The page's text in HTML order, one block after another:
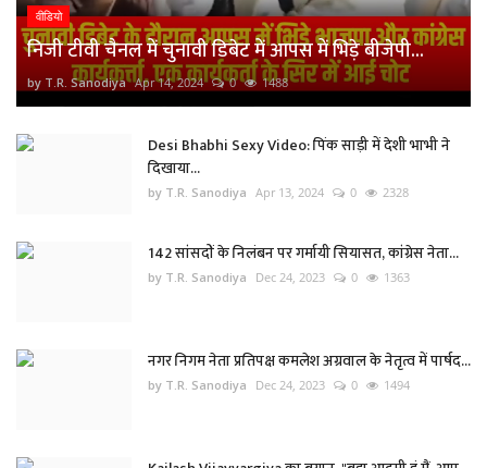
वीडियो
निजी टीवी चैनल में चुनावी डिबेट में आपस में भिड़े बीजेपी...
by T.R. Sanodiya Apr 14, 2024 0 1488
Desi Bhabhi Sexy Video: पिंक साड़ी में देशी भाभी ने
दिखाया...
by T.R. Sanodiya Apr 13, 2024 0 2328
142 सांसदों के निलंबन पर गर्मायी सियासत, कांग्रेस नेता...
by T.R. Sanodiya Dec 24, 2023 0 1363
नगर निगम नेता प्रतिपक्ष कमलेश अग्रवाल के नेतृत्व में पार्षद...
by T.R. Sanodiya Dec 24, 2023 0 1494